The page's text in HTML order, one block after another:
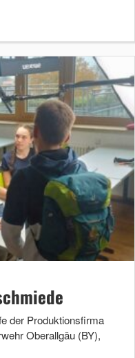
der Produktionsfirma
Oberallgäu (BY),